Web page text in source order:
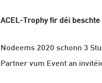
ACEL-Trophy fir déi
Nodeems 2020 schonn 3
Partner vum Event an